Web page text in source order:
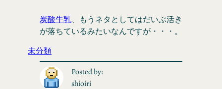
炭酸牛乳、もうネタとしてはだいぶ活き
が落ちているみたいなんですが・・・。
未分類
Posted by:
shioiri